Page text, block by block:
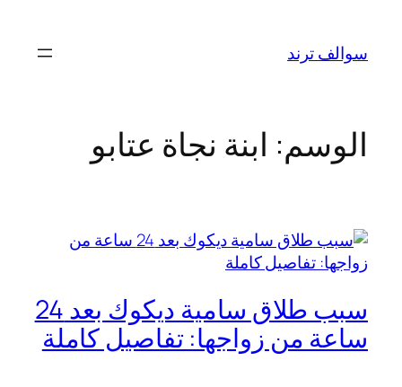
المحتوى
سوالف ترند
الوسم: ابنة نجاة عتابو
سبب طلاق سامية ديكوك بعد 24
ساعة من زواجها: تفاصيل كاملة